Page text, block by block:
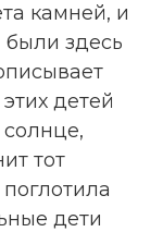
камней, и
были здесь
детей
солнце,
тот
дети